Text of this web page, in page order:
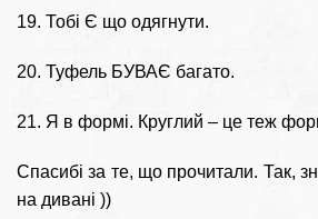
19. Тобі Є що одягнути.
20. Туфель БУВАЄ багато.
21. Я в формі. Круглий – це теж
Спасибі за те, що прочитали. Так,
на дивані ))